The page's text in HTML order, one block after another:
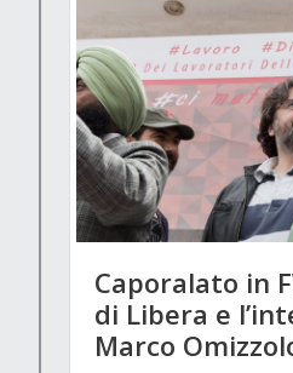
Caporalato in
di Libera e
Marco